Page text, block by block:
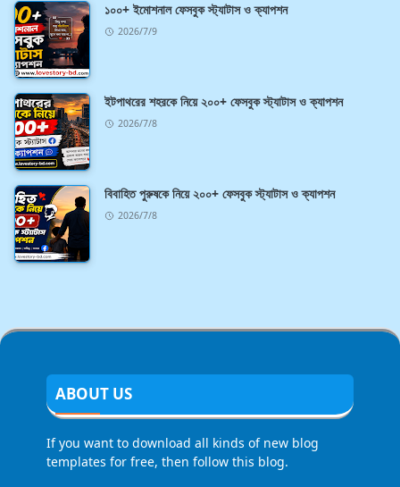
১০০+ ইমোশনাল ফেসবুক স্ট্যাটাস ও ক্যাপশন
2026/7/9
ইটপাথরের শহরকে নিয়ে ২০০+ ফেসবুক স্ট্যাটাস ও ক্যাপশন
2026/7/8
বিবাহিত পুরুষকে নিয়ে ২০০+ ফেসবুক স্ট্যাটাস ও ক্যাপশন
2026/7/8
ABOUT US
If you want to download all kinds of new blog
templates for free, then follow this blog.